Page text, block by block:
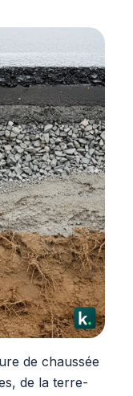
de chaussée
de la terre-